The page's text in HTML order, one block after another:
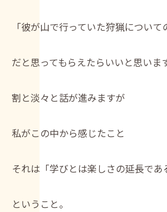
「彼が山で行っていた狩猟について
だと思ってもらえたらいいと思いま
割と淡々と話が進みますが
私がこの中から感じたこと
それは「学びとは楽しさの延長であ
ということ。